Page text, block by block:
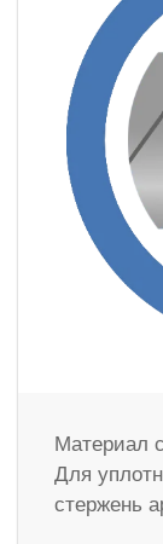
Материал
Для
стержень